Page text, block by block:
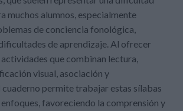
muchos alumnos, especialmente
de conciencia fonológica,
de aprendizaje. Al ofrecer
que combinan lectura,
visual, asociación y
cuaderno permite trabajar estas sílabas
favoreciendo la comprensión y